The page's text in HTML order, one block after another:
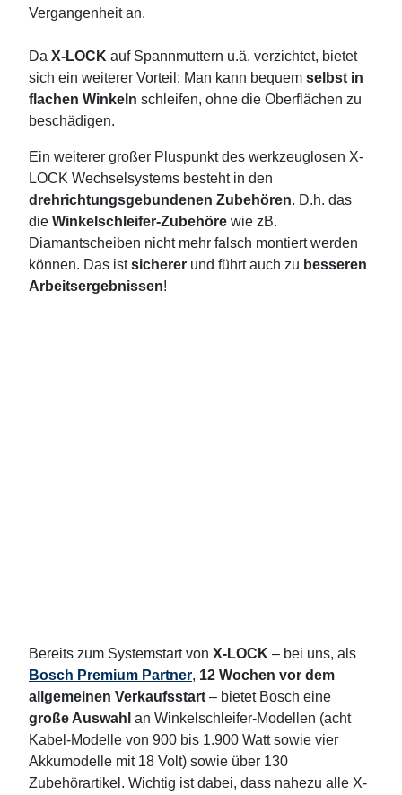
Vergangenheit an.
Da X-LOCK auf Spannmuttern u.ä. verzichtet, bietet
sich ein weiterer Vorteil: Man kann bequem selbst in
flachen Winkeln schleifen, ohne die Oberflächen zu
beschädigen.
Ein weiterer großer Pluspunkt des werkzeuglosen X-
LOCK Wechselsystems besteht in den
drehrichtungsgebundenen Zubehören. D.h. das
die Winkelschleifer-Zubehöre wie zB.
Diamantscheiben nicht mehr falsch montiert werden
können. Das istsicherer und führt auch zu besseren
Arbeitsergebnissen!
Bereits zum Systemstart von X-LOCK – bei uns, als
Bosch Premium Partner, 12 Wochen vor dem
allgemeinen Verkaufsstart – bietet Bosch eine
große Auswahl an Winkelschleifer-Modellen (acht
Kabel-Modelle von 900 bis 1.900 Watt sowie vier
Akkumodelle mit 18 Volt) sowie über 130
Zubehörartikel. Wichtig ist dabei, dass nahezu alle X-